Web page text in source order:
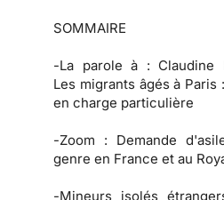
SOMMAIRE
-La parole à : Claudine
Les migrants âgés à Paris
en charge particulière
-Zoom : Demande
genre en France et au
-Mineurs isolés